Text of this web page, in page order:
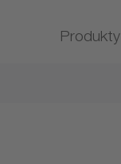
Produkty